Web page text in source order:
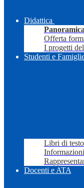
Didattica
Panoramica
Offerta
I progetti
Studenti e
Libri di testo
Docenti e ATA